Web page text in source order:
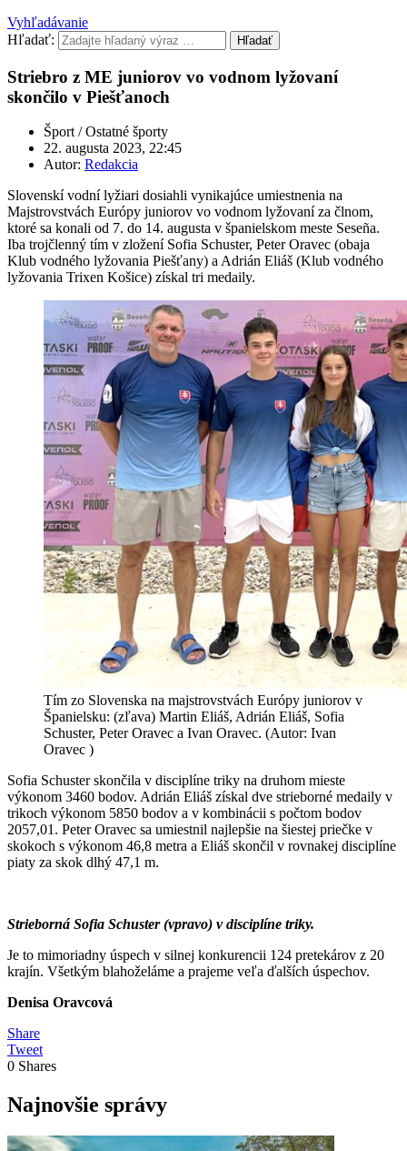
Vyhľadávanie
Hľadať:
Hľadať
Striebro z ME juniorov vo vodnom lyžovaní
skončilo v Piešťanoch
Šport / Ostatné športy
22. augusta 2023, 22:45
Autor: Redakcia
Slovenskí vodní lyžiari dosiahli vynikajúce umiestnenia na
Majstrovstvách Európy juniorov vo vodnom lyžovaní za člnom,
ktoré sa konali od 7. do 14. augusta v španielskom meste Seseña.
Iba trojčlenný tím v zložení Sofia Schuster, Peter Oravec (obaja
Klub vodného lyžovania Piešťany) a Adrián Eliáš (Klub vodného
lyžovania Trixen Košice) získal tri medaily.
Tím zo Slovenska na majstrovstvách Európy juniorov v
Španielsku: (zľava) Martin Eliáš, Adrián Eliáš, Sofia
Schuster, Peter Oravec a Ivan Oravec. (Autor: Ivan
Oravec )
Sofia Schuster skončila v disciplíne triky na druhom mieste
výkonom 3460 bodov. Adrián Eliáš získal dve strieborné medaily v
trikoch výkonom 5850 bodov a v kombinácii s počtom bodov
2057,01. Peter Oravec sa umiestnil najlepšie na šiestej priečke v
skokoch s výkonom 46,8 metra a Eliáš skončil v rovnakej disciplíne
piaty za skok dlhý 47,1 m.
Strieborná Sofia Schuster (vpravo) v disciplíne triky.
Je to mimoriadny úspech v silnej konkurencii 124 pretekárov z 20
krajín. Všetkým blahoželáme a prajeme veľa ďalších úspechov.
Denisa Oravcová
Share
Tweet
0 Shares
Najnovšie správy